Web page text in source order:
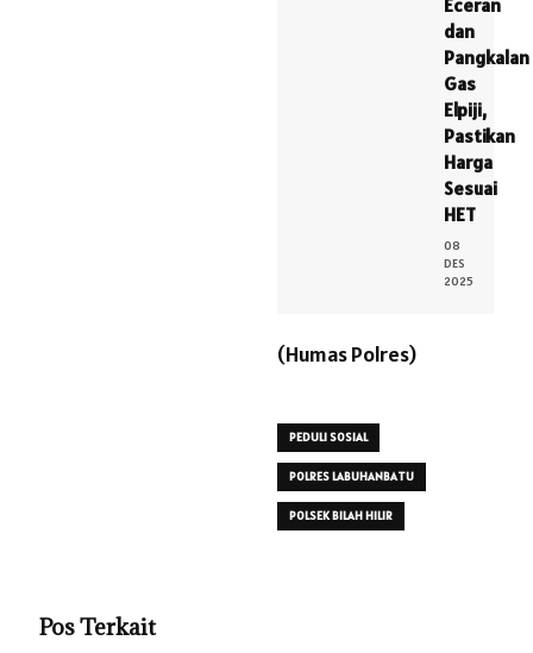
Eceran
dan
Pangkalan
Gas
Elpiji,
Pastikan
Harga
Sesuai
HET
08
DES
2025
(Humas Polres)
PEDULI SOSIAL
POLRES LABUHANBATU
POLSEK BILAH HILIR
Pos Terkait